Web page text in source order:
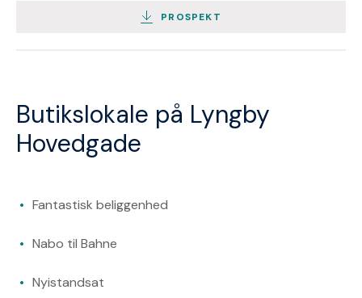
PROSPEKT
Butikslokale på Lyngby
Hovedgade
Fantastisk beliggenhed
Nabo til Bahne
Nyistandsat